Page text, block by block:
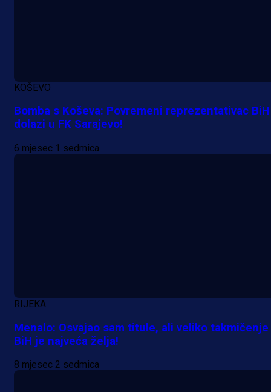
KOŠEVO
Bomba s Koševa: Povremeni reprezentativac BiH
dolazi u FK Sarajevo!
6 mjesec 1 sedmica
RIJEKA
Menalo: Osvajao sam titule, ali veliko takmičenje
BiH je najveća želja!
8 mjesec 2 sedmica